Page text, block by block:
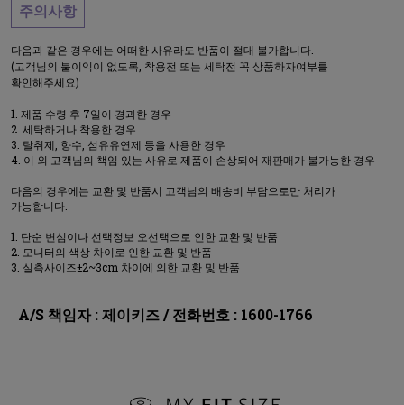
주의사항
다음과 같은 경우에는 어떠한 사유라도 반품이 절대 불가합니다.
(고객님의 불이익이 없도록, 착용전 또는 세탁전 꼭 상품하자여부를
확인해주세요)
제품 수령 후 7일이 경과한 경우
세탁하거나 착용한 경우
탈취제, 향수, 섬유유연제 등을 사용한 경우
이 외 고객님의 책임 있는 사유로 제품이 손상되어 재판매가 불가능한 경우
다음의 경우에는 교환 및 반품시 고객님의 배송비 부담으로만 처리가
가능합니다.
단순 변심이나 선택정보 오선택으로 인한 교환 및 반품
모니터의 색상 차이로 인한 교환 및 반품
실측사이즈±2~3cm 차이에 의한 교환 및 반품
A/S 책임자 : 제이키즈 / 전화번호 : 1600-1766